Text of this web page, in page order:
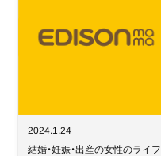
2024.1.24
結婚・妊娠・出産の女性のライフ